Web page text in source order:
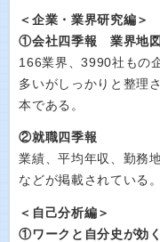
＜企業・業界研究編＞
①会社四季報 業界地図
166業界、3990社もの
多いがしっかりと整理
本である。
②就職四季報
業績、平均年収、勤務
などが掲載されている
＜自己分析編＞
①ワークと自分史が効